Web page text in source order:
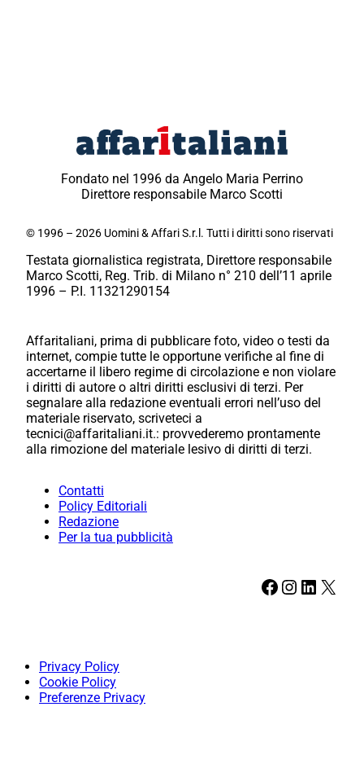
Fondato nel 1996 da Angelo Maria Perrino
Direttore responsabile Marco Scotti
© 1996 – 2026 Uomini & Affari S.r.l. Tutti i diritti sono riservati
Testata giornalistica registrata, Direttore responsabile
Marco Scotti, Reg. Trib. di Milano n° 210 dell’11 aprile
1996 – P.I. 11321290154
Affaritaliani, prima di pubblicare foto, video o testi da
internet, compie tutte le opportune verifiche al fine di
accertarne il libero regime di circolazione e non violare
i diritti di autore o altri diritti esclusivi di terzi. Per
segnalare alla redazione eventuali errori nell’uso del
materiale riservato, scriveteci a
tecnici@affaritaliani.it.: provvederemo prontamente
alla rimozione del materiale lesivo di diritti di terzi.
Contatti
Policy Editoriali
Redazione
Per la tua pubblicità
Facebook Instagram LinkedIn X
Privacy Policy
Cookie Policy
Preferenze Privacy